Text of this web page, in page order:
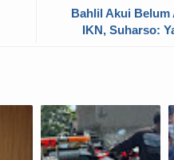
Bahlil Akui
IKN, Suharso: